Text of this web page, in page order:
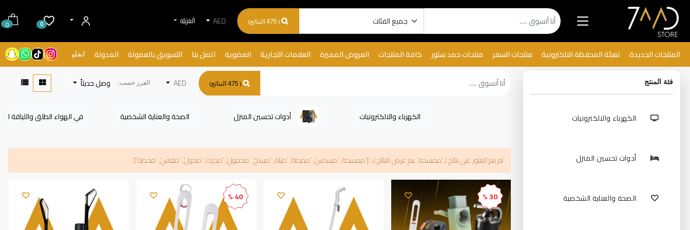
( 475 النتائج) AED الْعَرَبيّة 0
0
المنتجات الجديدة تعبئة المحفظة الالكترونية منتجات السفر منتجات حمد ستور كافة المنتجات العروض المميزة العلامات التجارية العضوية اتصل بنا التسويق بالعمولة المدونة انفلونسرز
فئة المنتج
الكهرباء والالكترونيات
أدوات تحسين المنزل
الصحة والعناية الشخصية
( 475 النتائج) AED الفرز حسب: وصل حديثاً
الكهرباء والالكترونيات أدوات تحسين المنزل الصحة والعناية الشخصية في الهواء الطلق واللياقة
لم يتم العثور على نتائج لـ’ممسحه'. يتم عرض النتائج لـ '['ممسحة', 'مسدس', 'ممحاة', 'مياه', 'مساج', 'محمول', 'محرك', 'محول', 'مقاس', 'محطة']'.
30 %
40 %